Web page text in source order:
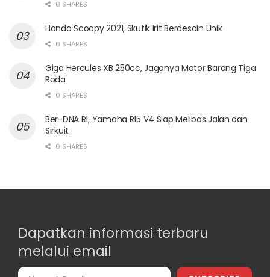
0 SHARES
Honda Scoopy 2021, Skutik Irit Berdesain Unik
0 SHARES
Giga Hercules XB 250cc, Jagonya Motor Barang Tiga
Roda
0 SHARES
Ber-DNA R1, Yamaha R15 V4 Siap Melibas Jalan dan
Sirkuit
0 SHARES
Dapatkan informasi terbaru
melalui email